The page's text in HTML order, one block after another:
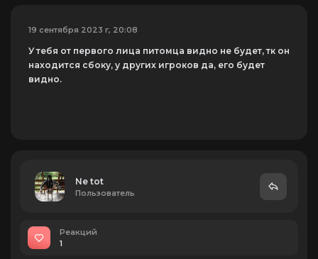
19 сентября 2023 г, 20:08
У тебя от первого лица питомца видно не будет, тк он
находится сбоку, у других игроков да, его будет
видно.
Ne tot
Пользователь
Реакций
1